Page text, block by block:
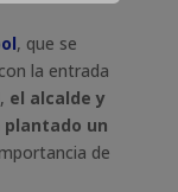
, que se
la entrada
el alcalde y
plantado un
de